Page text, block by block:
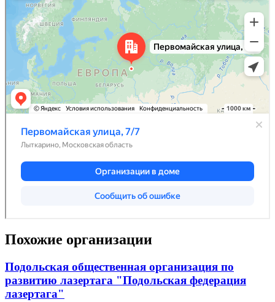
Похожие организации
Подольская общественная организация по
развитию лазертага "Подольская федерация
лазертага"